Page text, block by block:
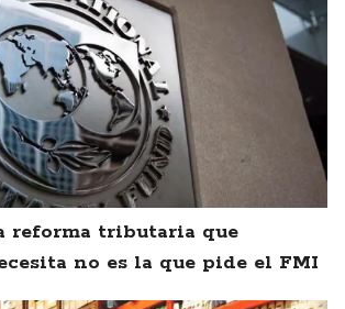
reforma tributaria que
no es la que pide el FMI